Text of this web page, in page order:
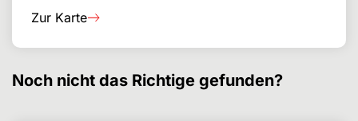
Zur Karte
Noch nicht das Richtige gefunden?